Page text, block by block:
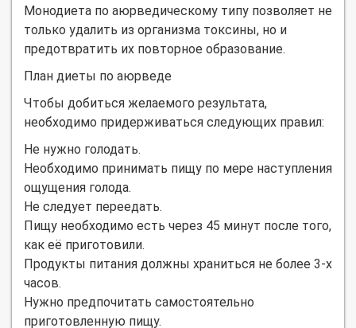
Монодиета по аюрведическому типу позволяет не
только удалить из организма токсины, но и
предотвратить их повторное образование.
План диеты по аюрведе
Чтобы добиться желаемого результата,
необходимо придерживаться следующих правил:
Не нужно голодать.
Необходимо принимать пищу по мере наступления
ощущения голода.
Не следует переедать.
Пищу необходимо есть через 45 минут после того,
как её приготовили.
Продукты питания должны храниться не более 3-х
часов.
Нужно предпочитать самостоятельно
приготовленную пищу.